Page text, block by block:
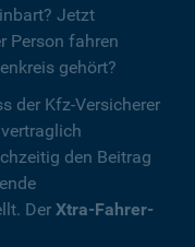
Jetzt
Person fahren
gehört?
der Kfz-Versicherer
den Beitrag
Der Xtra-Fahrer-